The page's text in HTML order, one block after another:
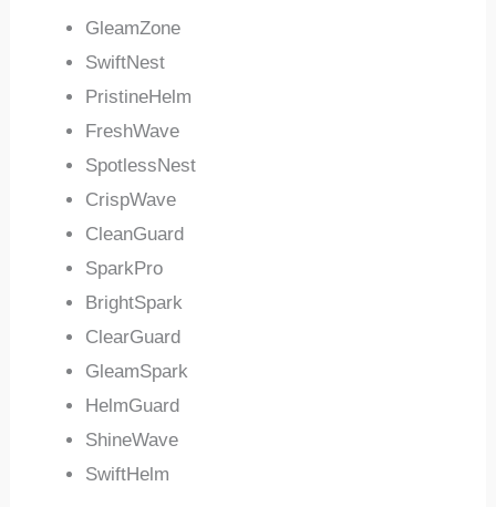
GleamZone
SwiftNest
PristineHelm
FreshWave
SpotlessNest
CrispWave
CleanGuard
SparkPro
BrightSpark
ClearGuard
GleamSpark
HelmGuard
ShineWave
SwiftHelm